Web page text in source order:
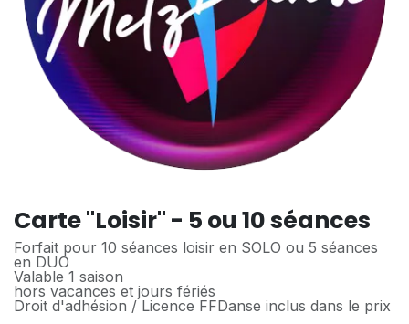
Carte "Loisir" - 5 ou 10 séances
Forfait pour 10 séances loisir en SOLO ou 5 séances
en DUO
Valable 1 saison
hors vacances et jours fériés
Droit d'adhésion / Licence FFDanse inclus dans le prix